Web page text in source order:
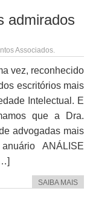
admirados
Associados.
vez, reconhecido
escritórios mais
Intelectual. E
que a Dra.
advogadas mais
ANÁLISE
SAIBA MAIS